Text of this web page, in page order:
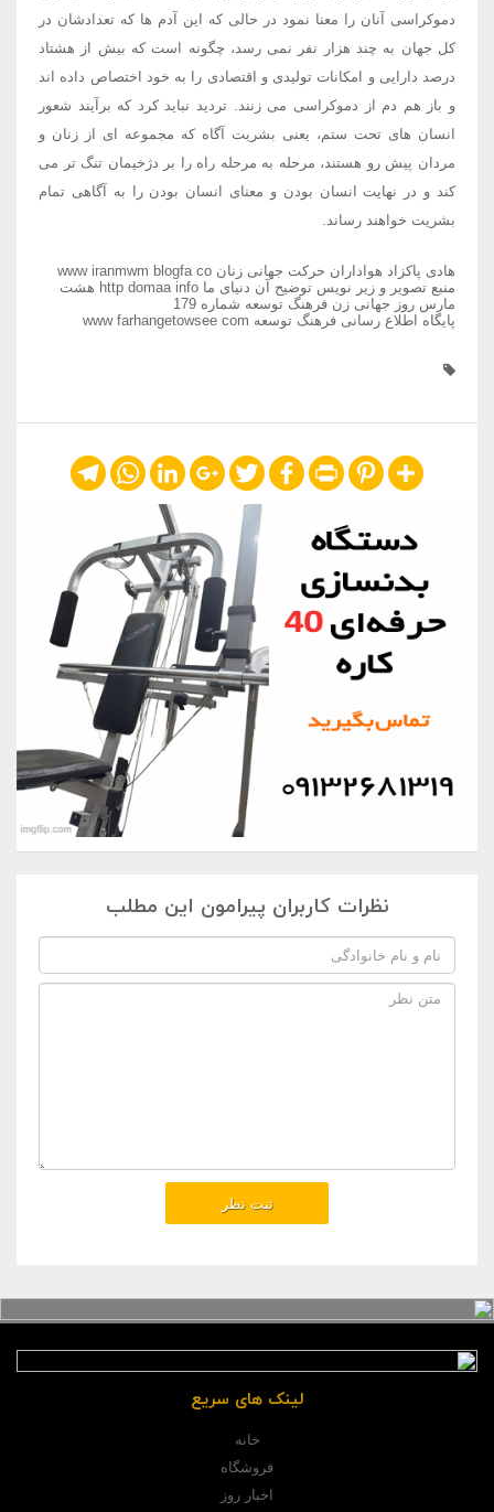
دموکراسی آنان را معنا نمود در حالی که این آدم ها که تعدادشان در
کل جهان به چند هزار نفر نمی رسد، چگونه است که بیش از هشتاد
درصد دارایی و امکانات تولیدی و اقتصادی را به خود اختصاص داده اند
و باز هم دم از دموکراسی می زنند. تردید نباید کرد که برآیند شعور
انسان های تحت ستم، یعنی بشریت آگاه که مجموعه ای از زنان و
مردان پیش رو هستند، مرحله به مرحله راه را بر دژخیمان تنگ تر می
کند و در نهایت انسان بودن و معنای انسان بودن را به آگاهی تمام
بشریت خواهند رساند.
هادی پاکزاد هواداران حرکت جهانی زنان www iranmwm blogfa co
منبع تصویر و زیر نویس توضیح آن دنیای ما http domaa info هشت
مارس روز جهانی زن فرهنگ توسعه شماره 179
پایگاه اطلاع رسانی فرهنگ توسعه www farhangetowsee com
Share
Pinterest
Print
Facebook
Twitter
Google+
LinkedIn
WhatsApp
Telegram
نظرات کاربران پیرامون این مطلب
لینک های سریع
خانه
فروشگاه
اخبار روز